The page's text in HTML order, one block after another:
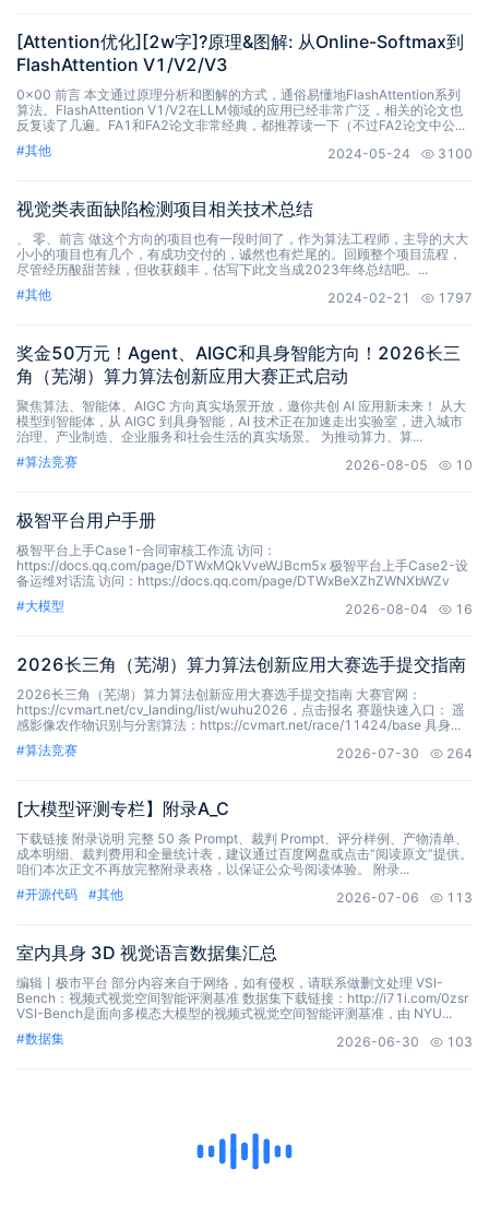
[Attention优化][2w字]?原理&图解: 从Online-Softmax到
FlashAttention V1/V2/V3
0x00 前言 本文通过原理分析和图解的方式，通俗易懂地FlashAttention系列
算法。FlashAttention V1/V2在LLM领域的应用已经非常广泛，相关的论文也
反复读了几遍。FA1和FA2论文非常经典，都推荐读一下（不过FA2论文中公...
#其他 2024-05-24 3100
视觉类表面缺陷检测项目相关技术总结
、 零、前言 做这个方向的项目也有一段时间了，作为算法工程师，主导的大大
小小的项目也有几个，有成功交付的，诚然也有烂尾的。回顾整个项目流程，
尽管经历酸甜苦辣，但收获颇丰，估写下此文当成2023年终总结吧。...
#其他 2024-02-21 1797
奖金50万元！Agent、AIGC和具身智能方向！2026长三
角（芜湖）算力算法创新应用大赛正式启动
聚焦算法、智能体、AIGC 方向真实场景开放，邀你共创 AI 应用新未来！ 从大
模型到智能体，从 AIGC 到具身智能，AI 技术正在加速走出实验室，进入城市
治理、产业制造、企业服务和社会生活的真实场景。 为推动算力、算...
#算法竞赛 2026-08-05 10
极智平台用户手册
极智平台上手Case1-合同审核工作流 访问：
https://docs.qq.com/page/DTWxMQkVveWJBcm5x 极智平台上手Case2-设
备运维对话流 访问：https://docs.qq.com/page/DTWxBeXZhZWNXbWZv
#大模型 2026-08-04 16
2026长三角（芜湖）算力算法创新应用大赛选手提交指南
2026长三角（芜湖）算力算法创新应用大赛选手提交指南 大赛官网：
https://cvmart.net/cv_landing/list/wuhu2026，点击报名 赛题快速入口： 遥
感影像农作物识别与分割算法：https://cvmart.net/race/11424/base 具身...
#算法竞赛 2026-07-30 264
[大模型评测专栏】附录A_C
下载链接 附录说明 完整 50 条 Prompt、裁判 Prompt、评分样例、产物清单、
成本明细、裁判费用和全量统计表，建议通过百度网盘或点击“阅读原文”提供。
咱们本次正文不再放完整附录表格，以保证公众号阅读体验。 附录...
#开源代码 #其他 2026-07-06 113
室内具身 3D 视觉语言数据集汇总
编辑丨极市平台 部分内容来自于网络，如有侵权，请联系做删文处理 VSI-
Bench：视频式视觉空间智能评测基准 数据集下载链接：http://i71i.com/0zsr
VSI-Bench是面向多模态大模型的视频式视觉空间智能评测基准，由 NYU...
#数据集 2026-06-30 103